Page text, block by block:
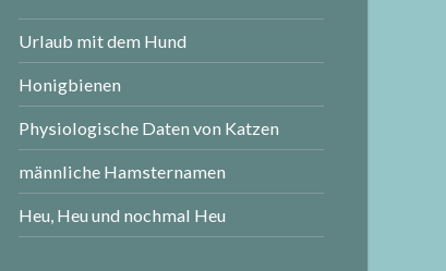
Urlaub mit dem Hund
Honigbienen
Physiologische Daten von Katzen
männliche Hamsternamen
Heu, Heu und nochmal Heu